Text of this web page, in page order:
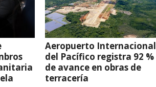
Aeropuerto Internacional
del Pacífico registra 92 %
de avance en obras de
terracería